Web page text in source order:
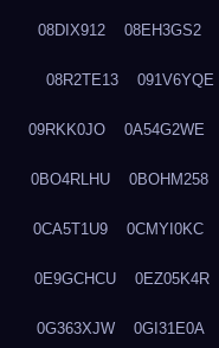
08DIX912 08EH3GS2
08R2TE13 091V6YQE
09RKK0JO 0A54G2WE
0BO4RLHU 0BOHM258
0CA5T1U9 0CMYI0KC
0E9GCHCU 0EZ05K4R
0G363XJW 0GI31E0A